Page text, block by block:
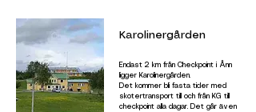
Karolinergården
Endast 2 km från Checkpoint i Ånn
ligger Karolinergården.
Det kommer bli fasta tider med
skotertransport till och från KG till
checkpoint alla dagar. Det går även